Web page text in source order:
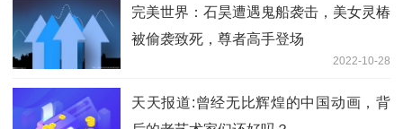
完美世界：石昊遭遇鬼船袭击，美女灵椿
被偷袭致死，尊者高手登场
2022-10-28
天天报道:曾经无比辉煌的中国动画，背